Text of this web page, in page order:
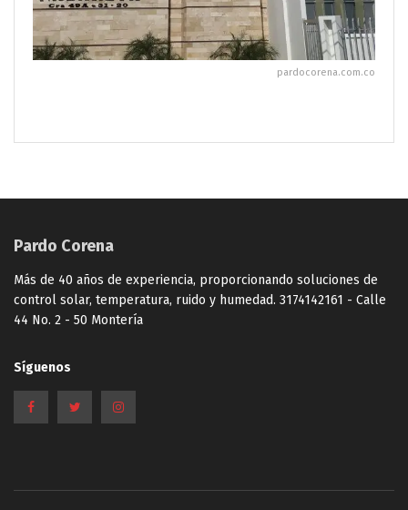
pardocorena.com.co
Pardo Corena
Más de 40 años de experiencia, proporcionando soluciones de
control solar, temperatura, ruido y humedad. 3174142161 - Calle
44 No. 2 - 50 Montería
Síguenos